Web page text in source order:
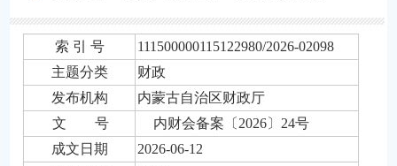
索 引 号
111500000115122980/2026-02098
主题分类
财政
发布机构
内蒙古自治区财政厅
文 号
内财会备案〔2026〕24号
成文日期
2026-06-12